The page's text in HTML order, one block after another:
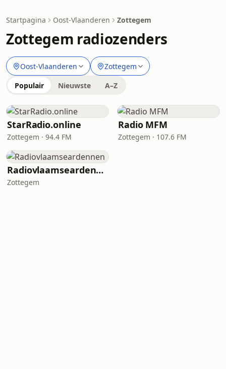
Startpagina Oost-Vlaanderen Zottegem
Zottegem radiozenders
Oost-Vlaanderen Zottegem
Populair Nieuwste A–Z
StarRadio.online
Zottegem · 94.4 FM
Radio MFM
Zottegem · 107.6 FM
Radiovlaamseardennen
Zottegem